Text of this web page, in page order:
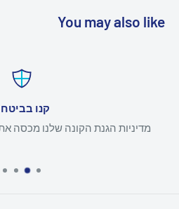
You may also like
קנו
מדיניות הגנת הקונה שלנו מכסה